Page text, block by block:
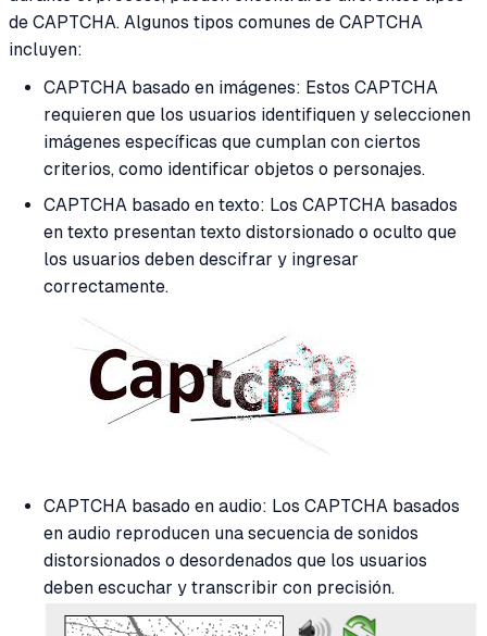
de CAPTCHA. Algunos tipos comunes de CAPTCHA
incluyen:
CAPTCHA basado en imágenes: Estos CAPTCHA
requieren que los usuarios identifiquen y seleccionen
imágenes específicas que cumplan con ciertos
criterios, como identificar objetos o personajes.
CAPTCHA basado en texto: Los CAPTCHA basados
en texto presentan texto distorsionado o oculto que
los usuarios deben descifrar y ingresar
correctamente.
CAPTCHA basado en audio: Los CAPTCHA basados
en audio reproducen una secuencia de sonidos
distorsionados o desordenados que los usuarios
deben escuchar y transcribir con precisión.